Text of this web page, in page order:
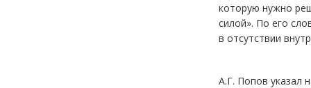
которую нужно
силой». По его
в отсутствии
А.Г. Попов указал